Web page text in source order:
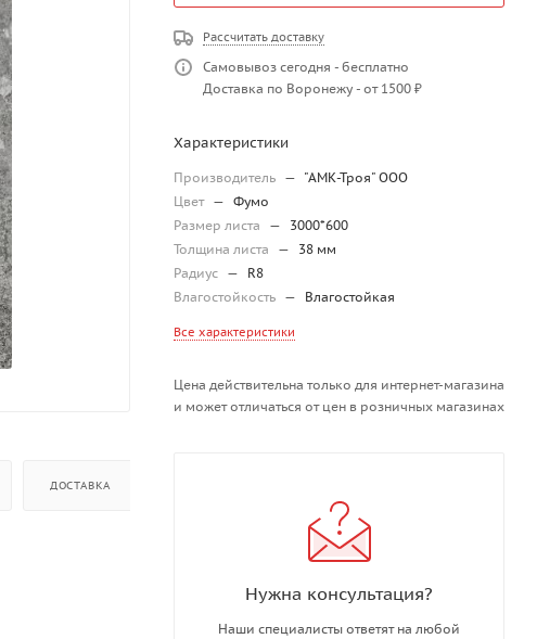
ДОСТАВКА
Рассчитать доставку
Самовывоз сегодня - бесплатно
Доставка по Воронежу - от 1500 ₽
Характеристики
Производитель — "АМК-Троя" ООО
Цвет — Фумо
Размер листа
—
3000*600
Толщина листа
—
38 мм
Радиус —
R8
Влагостойкость — Влагостойкая
Все характеристики
Цена действительна только для интернет-магазина
и может отличаться от цен в розничных магазинах
Нужна консультация?
Наши специалисты ответят на любой